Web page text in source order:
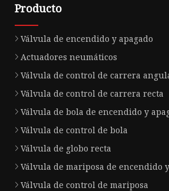
Producto
Válvula de encendido y apagado
Actuadores neumáticos
Válvula de control de carrera
Válvula de control de carrera recta
Válvula de bola de encendido y
Válvula de control de bola
Válvula de globo recta
Válvula de mariposa de encendido
Válvula de control de mariposa